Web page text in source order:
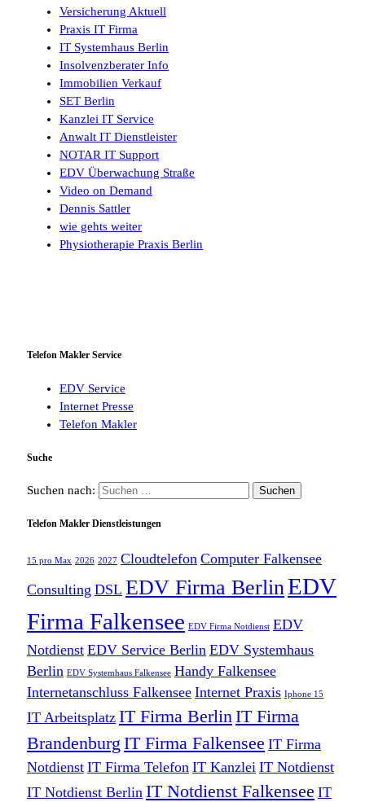
Versicherung Aktuell
Praxis IT Firma
IT Systemhaus Berlin
Insolvenzberater Info
Immobilien Verkauf
SET Berlin
Kanzlei IT Service
Anwalt IT Dienstleister
NOTAR IT Support
EDV Überwachung Straße
Video on Demand
Dennis Sattler
wie gehts weiter
Physiotherapie Praxis Berlin
Telefon Makler Service
EDV Service
Internet Presse
Telefon Makler
Suche
Suchen nach:
Telefon Makler Dienstleistungen
15 pro Max 2026 2027 Cloudtelefon Computer Falkensee
Consulting DSL EDV Firma BerlinEDV
Firma Falkensee EDV Firma Notdienst EDV
Notdienst EDV Service Berlin EDV Systemhaus
Berlin EDV Systemhaus Falkensee Handy Falkensee
Internetanschluss Falkensee Internet Praxis Iphone 15
IT Arbeitsplatz IT Firma Berlin IT Firma
Brandenburg IT Firma Falkensee IT Firma
Notdienst IT Firma Telefon IT Kanzlei IT Notdienst
IT Notdienst Berlin IT Notdienst Falkensee IT